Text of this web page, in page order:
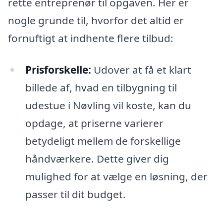
nogle grunde til, hvorfor det altid er
fornuftigt at indhente flere tilbud:
Prisforskelle: Udover at få et klart
billede af, hvad en tilbygning til
udestue i Nøvling vil koste, kan du
opdage, at priserne varierer
betydeligt mellem de forskellige
håndværkere. Dette giver dig
mulighed for at vælge en løsning, der
passer til dit budget.